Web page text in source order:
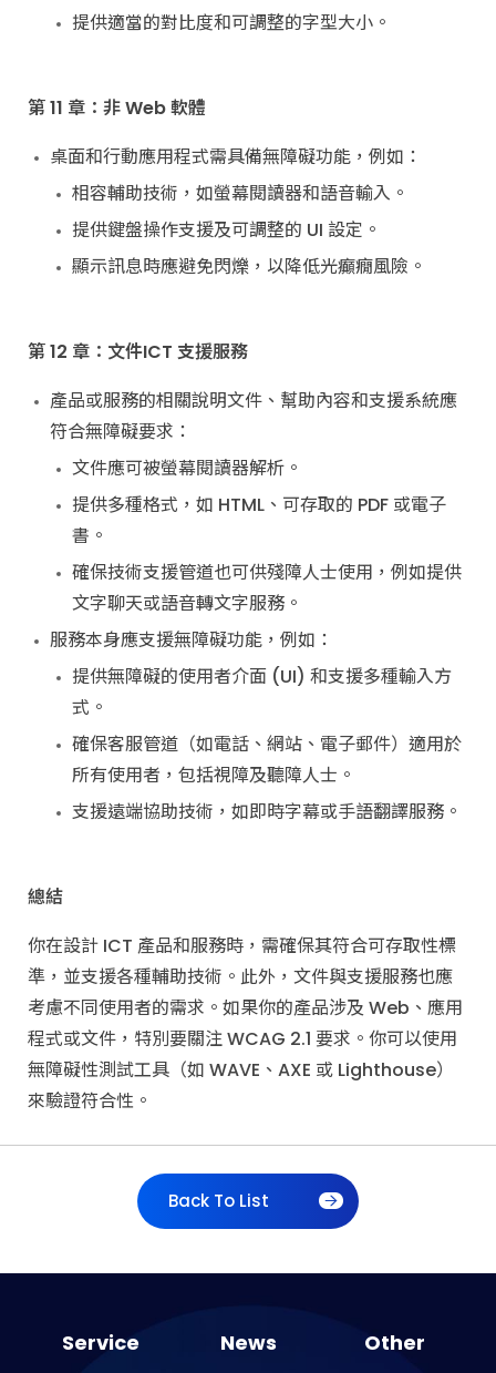
提供適當的對比度和可調整的字型大小。
第 11 章：非 Web 軟體
桌面和行動應用程式需具備無障礙功能，例如：
相容輔助技術，如螢幕閱讀器和語音輸入。
提供鍵盤操作支援及可調整的 UI 設定。
顯示訊息時應避免閃爍，以降低光癲癇風險。
第 12 章：文件ICT 支援服務
產品或服務的相關說明文件、幫助內容和支援系統應
符合無障礙要求：
文件應可被螢幕閱讀器解析。
提供多種格式，如 HTML、可存取的 PDF 或電子
書。
確保技術支援管道也可供殘障人士使用，例如提供
文字聊天或語音轉文字服務。
服務本身應支援無障礙功能，例如：
提供無障礙的使用者介面 (UI) 和支援多種輸入方
式。
確保客服管道（如電話、網站、電子郵件）適用於
所有使用者，包括視障及聽障人士。
支援遠端協助技術，如即時字幕或手語翻譯服務。
總結
你在設計 ICT 產品和服務時，需確保其符合可存取性標
準，並支援各種輔助技術。此外，文件與支援服務也應
考慮不同使用者的需求。如果你的產品涉及 Web、應用
程式或文件，特別要關注 WCAG 2.1 要求。你可以使用
無障礙性測試工具（如 WAVE、AXE 或 Lighthouse）
來驗證符合性。
Back To List
Service News Other